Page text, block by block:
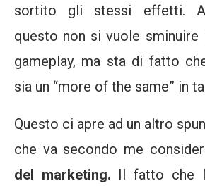
sortito gli stessi effetti.
questo non si vuole
gameplay, ma sta di fatto
sia un “more of the same” in
Questo ci apre ad un altro
che va secondo me
del marketing. Il fatto che